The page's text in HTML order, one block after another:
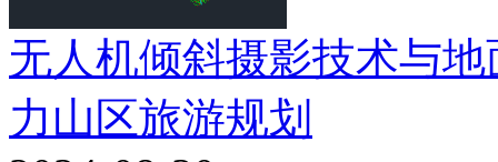
无人机倾斜摄影技术与
力山区旅游规划